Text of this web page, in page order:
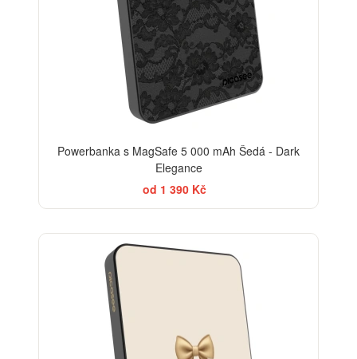
Powerbanka s MagSafe 5 000 mAh Šedá - Dark
Elegance
od 1 390 Kč